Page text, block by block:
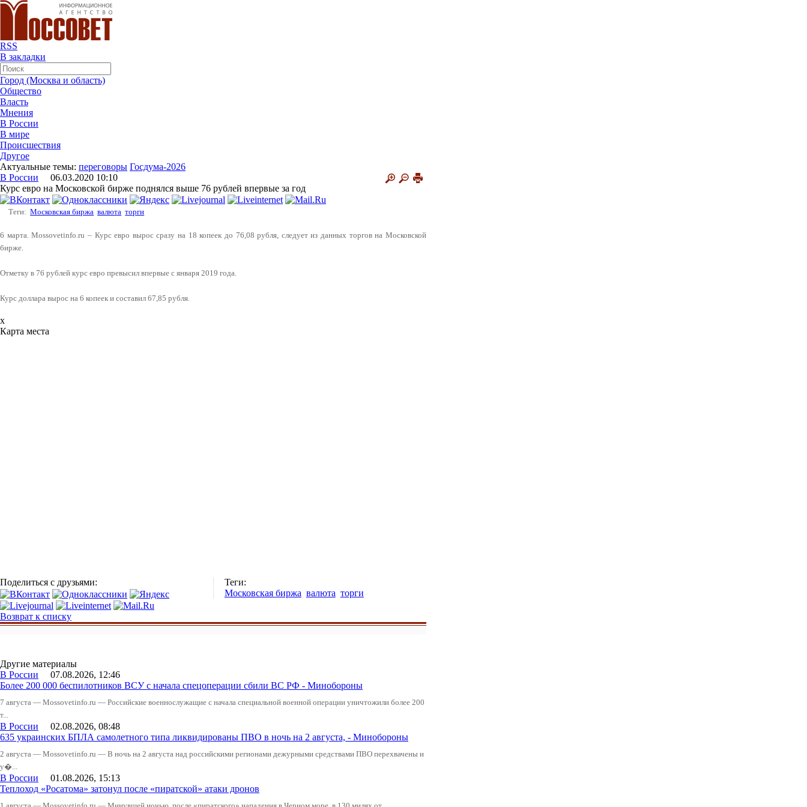
RSS
В закладки
Город (Москва и область)
Общество
Власть
Мнения
В России
В мире
Происшествия
Другое
Актуальные темы: переговоры Госдума-2026
В России 06.03.2020 10:10
Курс евро на Московской бирже поднялся выше 76 рублей впервые за год
Теги: Московская биржа валюта торги
6 марта. Mossovetinfo.ru – Курс евро вырос сразу на 18 копеек до 76,08 рубля, следует из данных торгов на Московской
бирже.
Отметку в 76 рублей курс евро превысил впервые с января 2019 года.
Курс доллара вырос на 6 копеек и составил 67,85 рубля.
x
Карта места
Поделиться с друзьями:
Теги:
Московская биржа валюта торги
Возврат к списку
Другие материалы
В России 07.08.2026, 12:46
Более 200 000 беспилотников ВСУ с начала спецоперации сбили ВС РФ - Минобороны
7 августа — Mossovetinfo.ru — Российские военнослужащие с начала специальной военной операции уничтожили более 200
т...
В России 02.08.2026, 08:48
635 украинских БПЛА самолетного типа ликвидированы ПВО в ночь на 2 августа, - Минобороны
2 августа — Mossovetinfo.ru — В ночь на 2 августа над российскими регионами дежурными средствами ПВО перехвачены и
у�...
В России 01.08.2026, 15:13
Теплоход «Росатома» затонул после «пиратской» атаки дронов